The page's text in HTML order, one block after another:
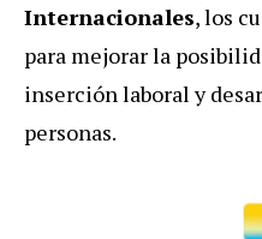
Internacionales, los
para mejorar la
inserción laboral y
personas.